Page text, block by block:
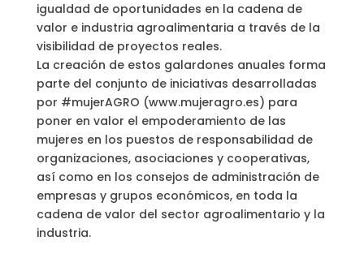
igualdad de oportunidades en la cadena de
valor e industria agroalimentaria a través de la
visibilidad de proyectos reales.
La creación de estos galardones anuales forma
parte del conjunto de iniciativas desarrolladas
por #mujerAGRO (www.mujeragro.es) para
poner en valor el empoderamiento de las
mujeres en los puestos de responsabilidad de
organizaciones, asociaciones y cooperativas,
así como en los consejos de administración de
empresas y grupos económicos, en toda la
cadena de valor del sector agroalimentario y la
industria.